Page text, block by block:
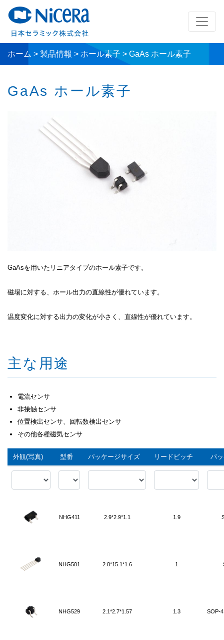
ホーム > 製品情報 > ホール素子 > GaAs ホール素子
GaAs ホール素子
GaAsを用いたリニアタイプのホール素子です。
磁場に対する、ホール出力の直線性が優れています。
温度変化に対する出力の変化が小さく、直線性が優れています。
主な用途
電流センサ
非接触センサ
位置検出センサ、回転数検出センサ
その他各種磁気センサ
外観(写真) 型番 パッケージサイズ リードビッチ パ
NHG411 2.9*2.9*1.1 1.9
NHG501 2.8*15.1*1.6 1
NHG529 2.1*2.7*1.57 1.3 SOP-